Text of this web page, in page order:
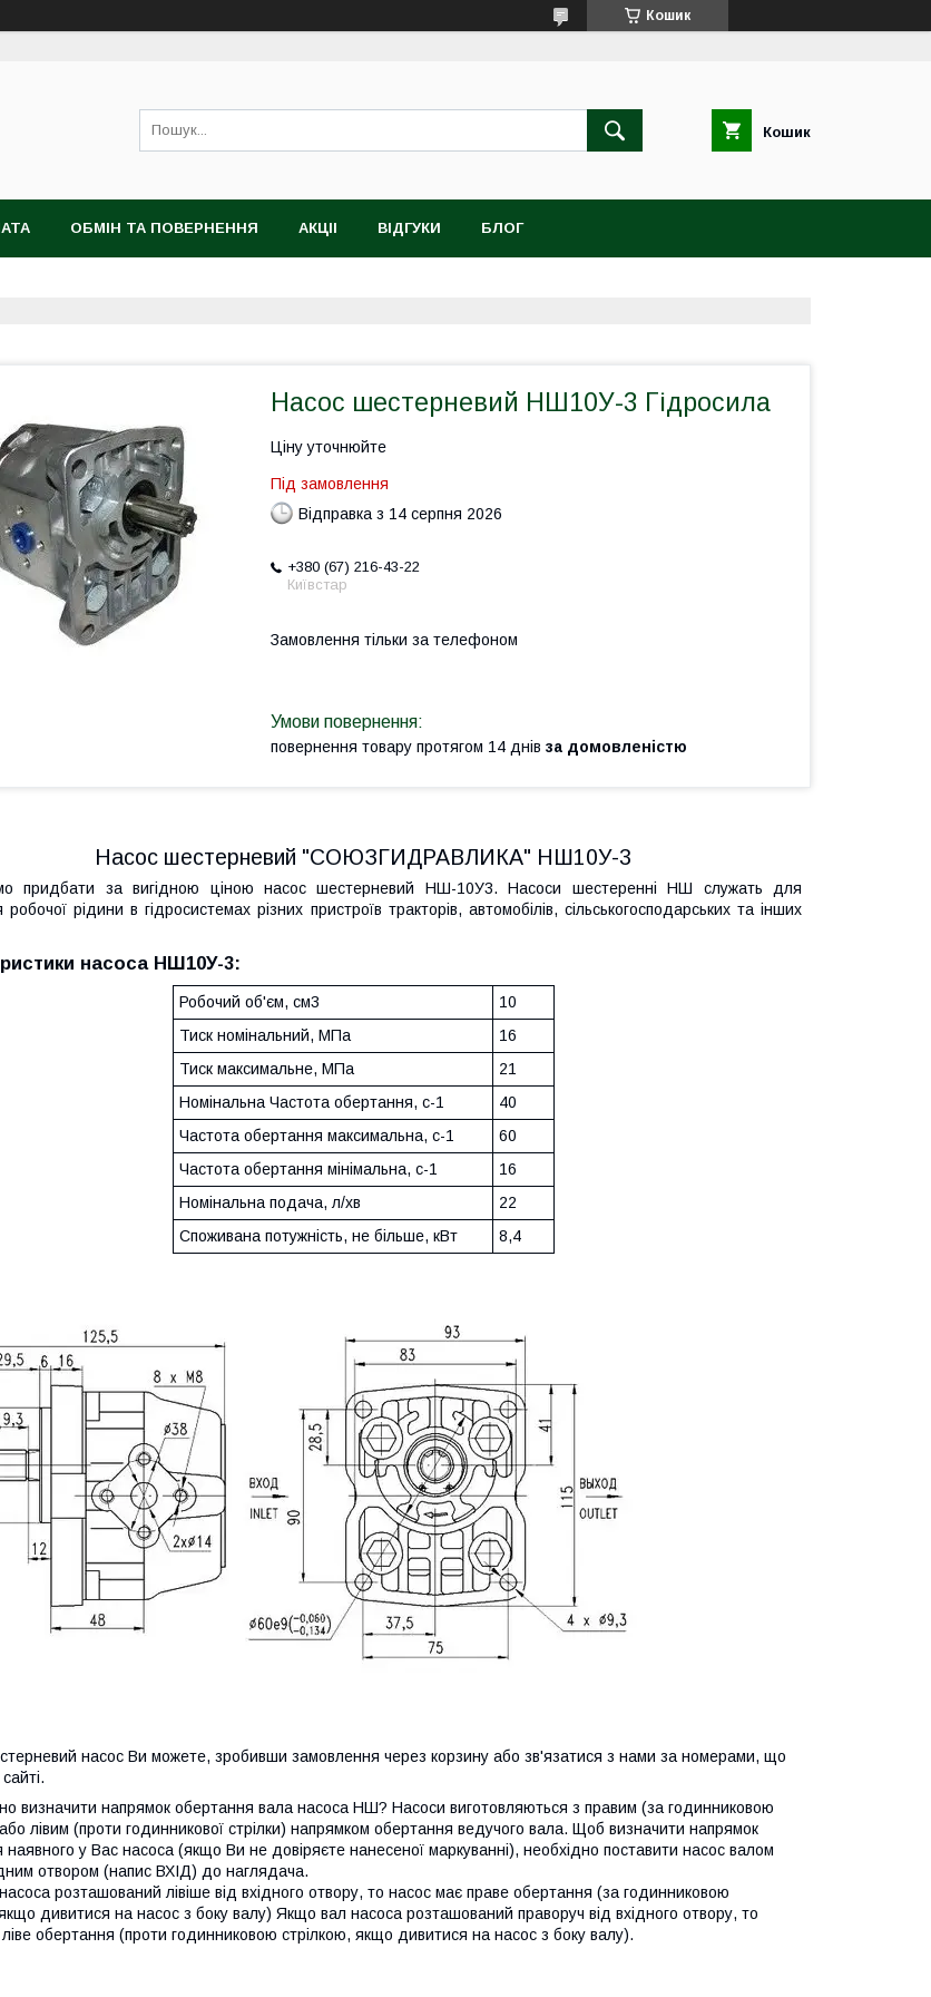
Кошик
Кошик
ОБМІН ТА ПОВЕРНЕННЯ АКЦІІ ВІДГУКИ БЛОГ
Насос шестерневий НШ10У-3 Гідросила
Ціну уточнюйте
Під замовлення
Відправка з 14 серпня 2026
+380 (67) 216-43-22
Київстар
Замовлення тільки за телефоном
повернення товару протягом 14 днів за домовленістю
Насос шестерневий "СОЮЗГИДРАВЛИКА" НШ10У-3
придбати за вигідною ціною насос шестерневий НШ-10У3. Насоси шестеренні НШ служать для
робочої рідини в гідросистемах різних пристроїв тракторів, автомобілів, сільськогосподарських та інших
насоса НШ10У-3:
Робочий об'єм, см3
10
Тиск номінальний, МПа
16
Тиск максимальне, МПа
21
Номінальна Частота обертання, с-1
40
Частота обертання максимальна, с-1
60
Частота обертання мінімальна, с-1
16
Номінальна подача, л/хв
22
Споживана потужність, не більше, кВт
8,4
насос Ви можете, зробивши замовлення через корзину або зв'язатися з нами за номерами, що
визначити напрямок обертання вала насоса НШ? Насоси виготовляються з правим (за годинниковою
лівим (проти годинникової стрілки) напрямком обертання ведучого вала. Щоб визначити напрямок
наявного у Вас насоса (якщо Ви не довіряєте нанесеної маркуванні), необхідно поставити насос валом
отвором (напис ВХІД) до наглядача.
розташований лівіше від вхідного отвору, то насос має праве обертання (за годинниковою
дивитися на насос з боку валу) Якщо вал насоса розташований праворуч від вхідного отвору, то
обертання (проти годинниковою стрілкою, якщо дивитися на насос з боку валу).